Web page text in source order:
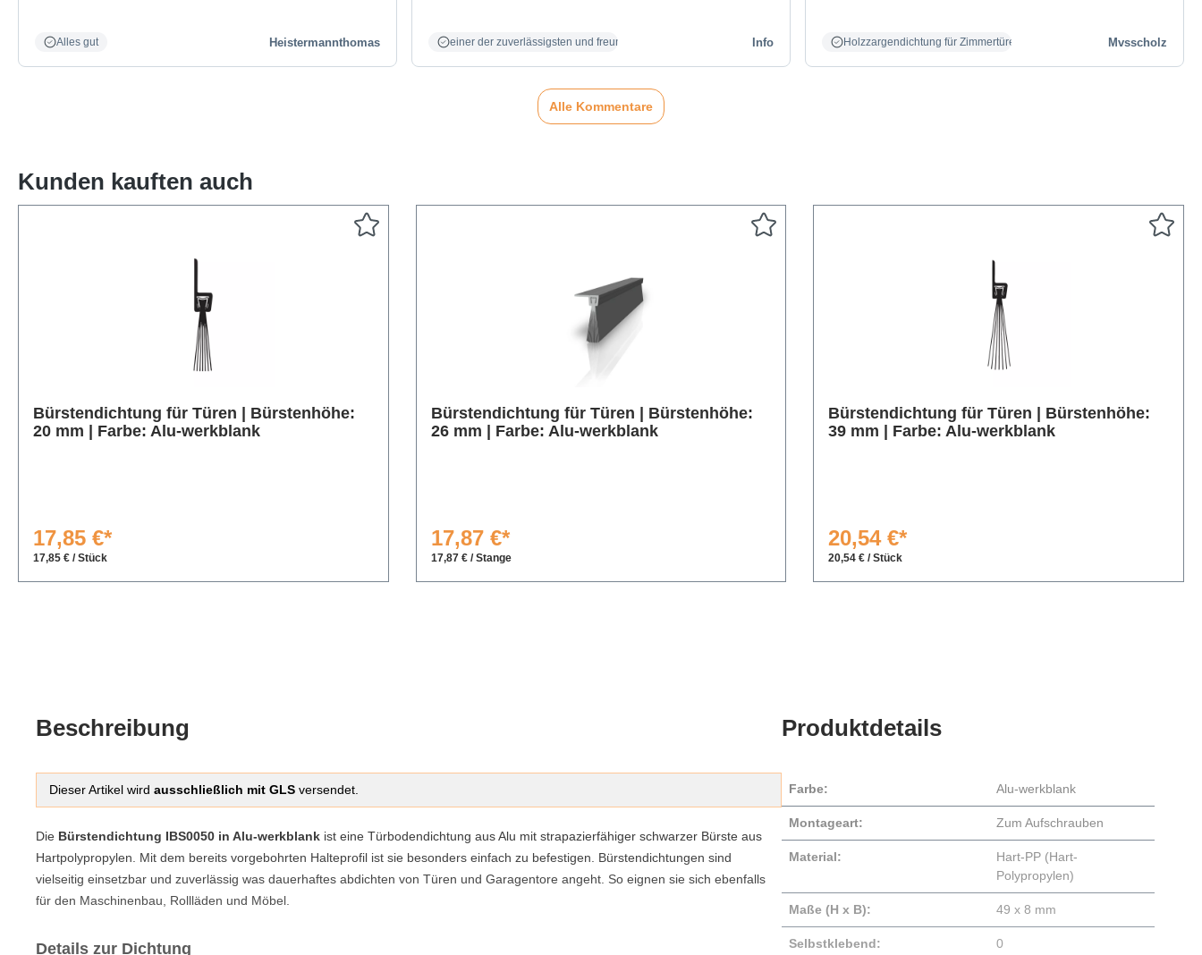
Alles gut Heistermannthomas einer der zuverlässigsten und freundlichsten Partner Info Holzzargendichtung für Zimmertüren weiß. Mvsscholz
Alle Kommentare
Kunden kauften auch
Bürstendichtung für Türen | Bürstenhöhe:
20 mm | Farbe: Alu-werkblank
17,85 €*
17,85 € / Stück
Bürstendichtung für Türen | Bürstenhöhe:
26 mm | Farbe: Alu-werkblank
17,87 €*
17,87 € / Stange
Bürstendichtung für Türen | Bürstenhöhe:
39 mm | Farbe: Alu-werkblank
20,54 €*
20,54 € / Stück
Beschreibung
Dieser Artikel wird ausschließlich mit GLS versendet.
Die Bürstendichtung IBS0050 in Alu-werkblank ist eine Türbodendichtung aus Alu mit strapazierfähiger schwarzer Bürste aus
Hartpolypropylen. Mit dem bereits vorgebohrten Halteprofil ist sie besonders einfach zu befestigen. Bürstendichtungen sind
vielseitig einsetzbar und zuverlässig was dauerhaftes abdichten von Türen und Garagentore angeht. So eignen sie sich ebenfalls
für den Maschinenbau, Rollläden und Möbel.
Details zur Dichtung
Produktdetails
Farbe: Alu-werkblank
Montageart: Zum Aufschrauben
Material:
Hart-PP (Hart-
Polypropylen)
Maße (H x B): 49 x 8 mm
Selbstklebend: 0